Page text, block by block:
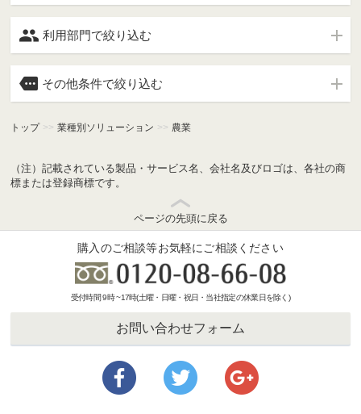
 利用部門で絞り込む
 その他条件で絞り込む
トップ >> 業種別ソリューション >> 農業
（注）記載されている製品・サービス名、会社名及びロゴは、各社の商
標または登録商標です。
ページの先頭に戻る
購入のご相談等お気軽にご相談ください
受付時間 9時 ~17時(土曜・日曜・祝日・当社指定の休業日を除く)
お問い合わせフォーム